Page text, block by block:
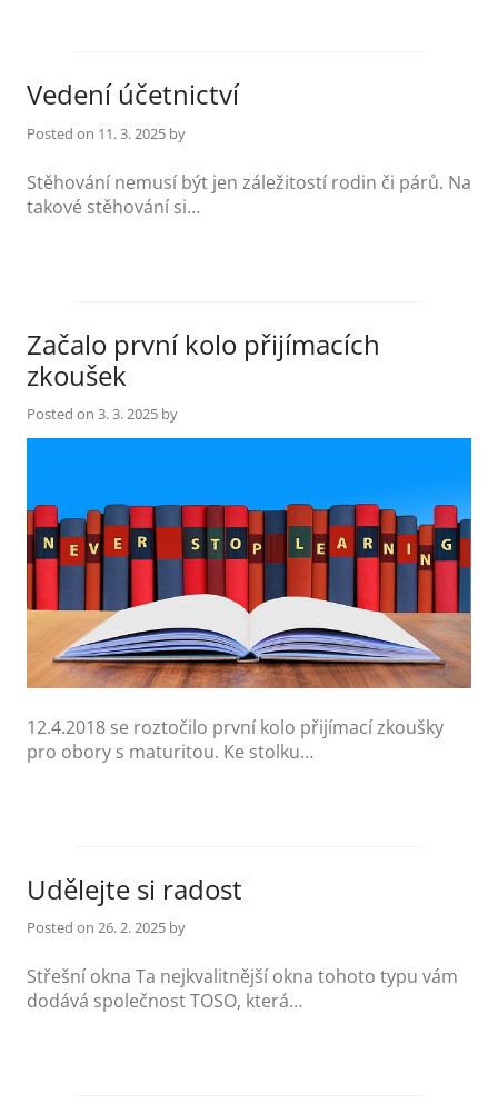
Vedení účetnictví
Posted on 11. 3. 2025 by
Stěhování nemusí být jen záležitostí rodin či párů. Na
takové stěhování si…
Začalo první kolo přijímacích
zkoušek
Posted on 3. 3. 2025 by
12.4.2018 se roztočilo první kolo přijímací zkoušky
pro obory s maturitou. Ke stolku…
Udělejte si radost
Posted on 26. 2. 2025 by
Střešní okna Ta nejkvalitnější okna tohoto typu vám
dodává společnost TOSO, která…